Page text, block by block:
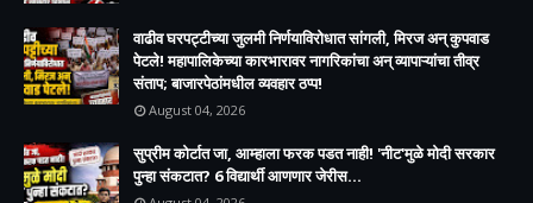
वाढीव घरपट्टीच्या जुलमी निर्णयाविरोधात सांगली, मिरज अन् कुपवाड
पेटले! महापालिकेच्या कारभारावर नागरिकांचा अन् व्यापाऱ्यांचा तीव्र
संताप; बाजारपेठांमधील व्यवहार ठप्प!​
August 04, 2026
सुप्रीम कोर्टात जा, आम्हाला फरक पडत नाही! 'नीट'मुळे मोदी सरकार
पुन्हा संकटात? 6 विद्यार्थी आणणार जेरीस...